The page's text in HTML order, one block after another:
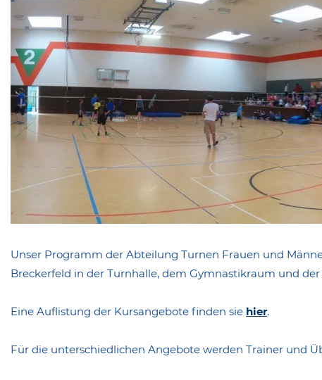
Unser Programm der Abteilung Turnen Frauen und
Breckerfeld in der Turnhalle, dem Gymnastikraum und
Eine Auflistung der Kursangebote finden sie hier.
Für die unterschiedlichen Angebote werden Trainer und